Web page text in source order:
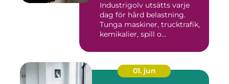
Industrigolv utsätts varje
dag för hård belastning.
Tunga maskiner, trucktrafik,
kemikalier, spill o...
01. jun